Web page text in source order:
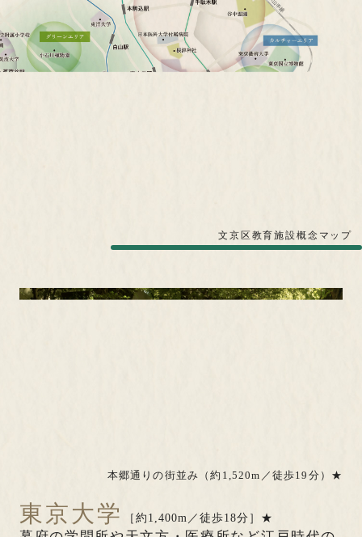
文京区教育施設概念マップ
本郷通りの街並み（約1,520m／徒歩19分）★
東京大学 ［約1,400m／徒歩18分］★